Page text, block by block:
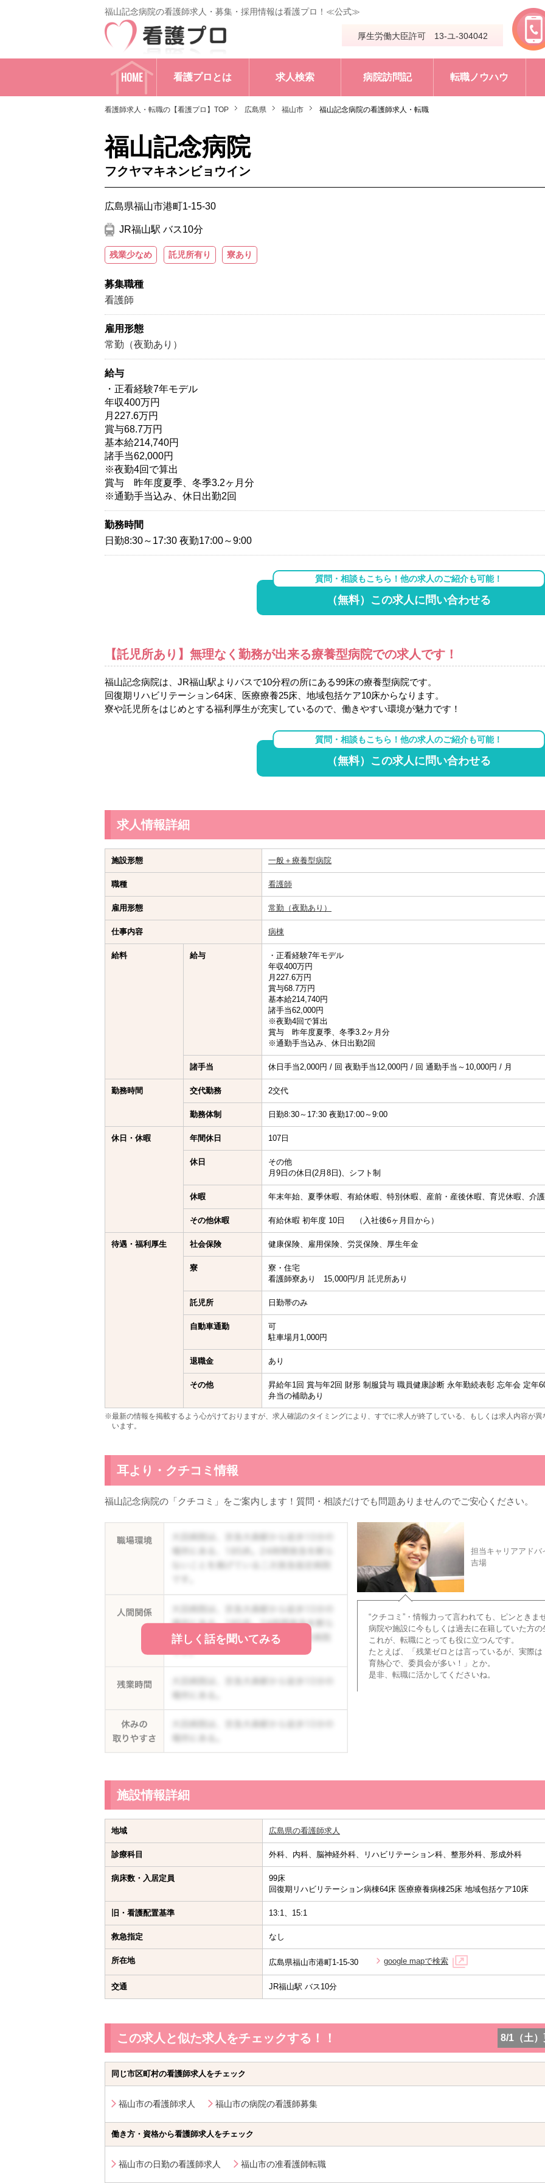
福山記念病院の看護師求人・募集・採用情報は看護プロ！≪公式≫
厚生労働大臣許可 13-ユ-304042
HOME 看護プロとは 求人検索 病院訪問記 転職ノウハウ
看護師求人・転職の【看護プロ】TOP 広島県 福山市 福山記念病院の看護師求人・転職
福山記念病院
フクヤマキネンビョウイン
広島県福山市港町1-15-30
JR福山駅 バス10分
残業少なめ 託児所有り 寮あり
募集職種
看護師
雇用形態
常勤（夜勤あり）
給与
・正看経験7年モデル
年収400万円
月227.6万円
賞与68.7万円
基本給214,740円
諸手当62,000円
※夜勤4回で算出
賞与 昨年度夏季、冬季3.2ヶ月分
※通勤手当込み、休日出勤2回
勤務時間
日勤8:30～17:30 夜勤17:00～9:00
質問・相談もこちら！他の求人のご紹介も可能！
（無料）この求人に問い合わせる
【託児所あり】無理なく勤務が出来る療養型病院での求人です！
福山記念病院は、JR福山駅よりバスで10分程の所にある99床の療養型病院です。
回復期リハビリテーション64床、医療療養25床、地域包括ケア10床からなります。
寮や託児所をはじめとする福利厚生が充実しているので、働きやすい環境が魅力です！
質問・相談もこちら！他の求人のご紹介も可能！
（無料）この求人に問い合わせる
求人情報詳細
施設形態 一般＋療養型病院
職種 看護師
雇用形態 常勤（夜勤あり）
仕事内容 病棟
給料 給与
・正看経験7年モデル
年収400万円
月227.6万円
賞与68.7万円
基本給214,740円
諸手当62,000円
※夜勤4回で算出
賞与 昨年度夏季、冬季3.2ヶ月分
※通勤手当込み、休日出勤2回
諸手当 休日手当2,000円 / 回 夜勤手当12,000円 / 回 通勤手当～10,000円 / 月
勤務時間 交代勤務 2交代
勤務体制 日勤8:30～17:30 夜勤17:00～9:00
休日・休暇 年間休日 107日
休日
その他
月9日の休日(2月8日)、シフト制
休暇 年末年始、夏季休暇、有給休暇、特別休暇、産前・産後休暇、育児休暇、介
その他休暇 有給休暇 初年度 10日 （入社後6ヶ月目から）
待遇・福利厚生 社会保険 健康保険、雇用保険、労災保険、厚生年金
寮
寮・住宅
看護師寮あり 15,000円/月 託児所あり
託児所 日勤帯のみ
自動車通勤
可
駐車場月1,000円
退職金 あり
その他
昇給年1回 賞与年2回 財形 制服貸与 職員健康診断 永年勤続表彰 忘年会 定年
弁当の補助あり
※最新の情報を掲載するよう心がけておりますが、求人確認のタイミングにより、すでに求人が終了している、もしくは求人内容が
います。
耳より・クチコミ情報
福山記念病院の「クチコミ」をご案内します！質問・相談だけでも問題ありませんのでご安心ください。
詳しく話を聞いてみる
担当キャリアアドバ
吉場
“クチコミ”・情報力って言われても、ピンときま
病院や施設に今もしくは過去に在籍していた方
これが、転職にとっても役に立つんです。
たとえば、「残業ゼロとは言っているが、実際
育熱心で、委員会が多い！」とか。
是非、転職に活かしてくださいね。
施設情報詳細
地域 広島県の看護師求人
診療科目 外科、内科、脳神経外科、リハビリテーション科、整形外科、形成外科
病床数・入居定員
99床
回復期リハビリテーション病棟64床 医療療養病棟25床 地域包括ケア10床
旧・看護配置基準 13:1、15:1
救急指定 なし
所在地 広島県福山市港町1-15-30 google mapで検索
交通 JR福山駅 バス10分
この求人と似た求人をチェックする！！ 8/1（土
同じ市区町村の看護師求人をチェック
福山市の看護師求人 福山市の病院の看護師募集
働き方・資格から看護師求人をチェック
福山市の日勤の看護師求人 福山市の准看護師転職